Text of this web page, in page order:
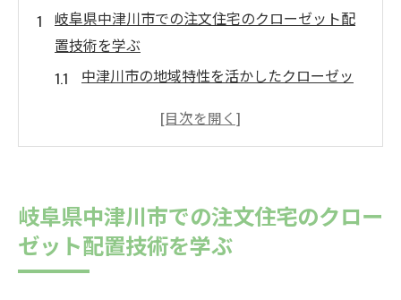
岐阜県中津川市での注文住宅のクローゼット配
置技術を学ぶ
中津川市の地域特性を活かしたクローゼッ
注文住宅におけるクローゼット設計の基礎
中津川市の気候に適した収納アイデア
注文住宅でのクローゼットの種類と特徴
岐阜県中津川市での注文住宅のクロー
ゼット配置技術を学ぶ